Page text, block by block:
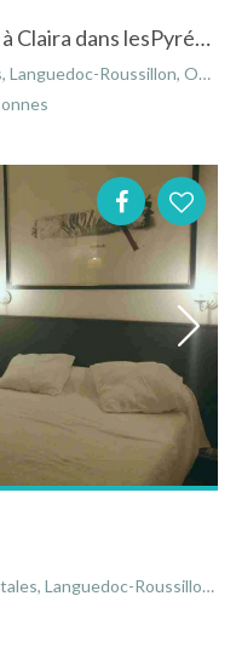
Studio avec piscine et terrasse à Claira dans lesPyrénées-Orientales dans le Languedoc-Roussillon
Roussillon, Occitanie, France
Roussillon, Occitanie, France